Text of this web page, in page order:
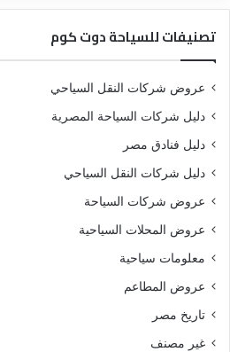
تصنيفات للسياحة دوت كوم
عروض شركات النقل السياحي
دليل شركات السياحة المصرية
دليل فنادق مصر
دليل شركات النقل السياحي
عروض شركات السياحة
عروض المحلات السياحية
معلومات سياحية
عروض المطاعم
تاريخ مصر
غير مصنف